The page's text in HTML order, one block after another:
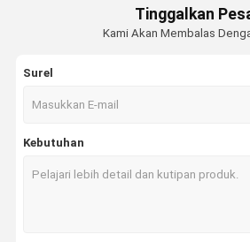
Oven Pengeringan Vakum
Tinggalkan
Kami Akan Membalas
Surel
Kebutuhan